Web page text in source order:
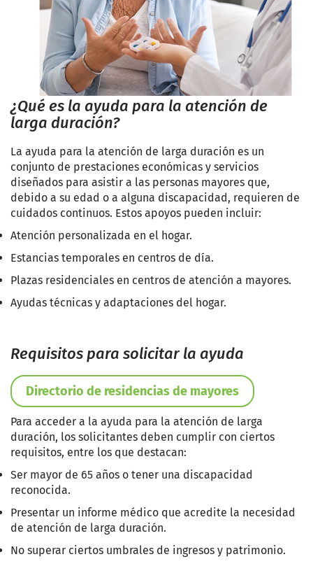
¿Qué es la ayuda para la atención de
larga duración?
La ayuda para la atención de larga duración es un
conjunto de prestaciones económicas y servicios
diseñados para asistir a las personas mayores que,
debido a su edad o a alguna discapacidad, requieren de
cuidados continuos. Estos apoyos pueden incluir:
Atención personalizada en el hogar.
Estancias temporales en centros de día.
Plazas residenciales en centros de atención a mayores.
Ayudas técnicas y adaptaciones del hogar.
Requisitos para solicitar la ayuda
Directorio de residencias de mayores
Para acceder a la ayuda para la atención de larga
duración, los solicitantes deben cumplir con ciertos
requisitos, entre los que destacan:
Ser mayor de 65 años o tener una discapacidad
reconocida.
Presentar un informe médico que acredite la necesidad
de atención de larga duración.
No superar ciertos umbrales de ingresos y patrimonio.